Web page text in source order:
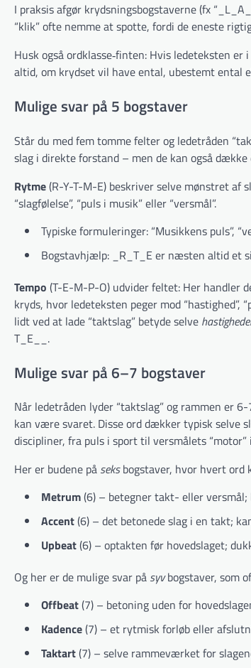
I praksis afgør krydsnings­bogstaverne (fx
“klik” ofte nemme at spotte, fordi de eneste
Husk også ordklasse‐finten: Hvis ledeteksten er
altid, om krydset vil have ental, ubestemt ental
Mulige svar på 5 bogstaver
Står du med fem tomme felter og ledetråden
slag i direkte forstand – men de kan også
Rytme(R-Y-T-M-E) beskriver selve mønstret af
“slagfølelse”, “puls i musik” eller “versmål”.
Typiske formuleringer: “Musikkens puls”,
Bogstavhjælp: _R_T_E er næsten altid et
Tempo (T-E-M-P-O) udvider feltet: Her handler
kryds, hvor ledeteksten peger mod
lidt ved at lade “taktslag” betyde selve
T_E__.
Mulige svar på 6–7 bogstaver
Når ledetråden lyder “taktslag” og rammen er
kan være svaret. Disse ord dækker typisk selve
discipliner, fra puls i sport til versmålets “motor”
Her er budene på seksbogstaver, hvor hvert ord
Metrum(6) – betegner takt- eller
Accent(6) – det betonede slag i en takt;
Upbeat(6) – optakten før hovedslaget;
Og her er de mulige svar på syvbogstaver, som
Offbeat(7) – betoning uden for
Kadence(7) – et rytmisk forløb eller
Taktart(7) – selve rammeværket for